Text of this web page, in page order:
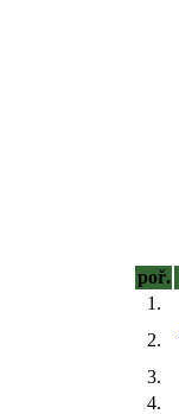
poř.
1.
2.
3.
4.